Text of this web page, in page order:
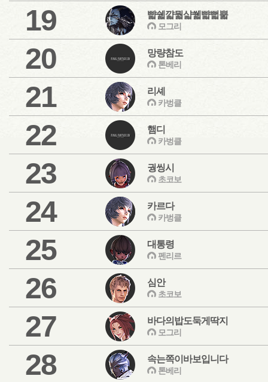
19 뺣쉛꺏뭛샯쒧뺣뻛뿗
모그리
20 망량참도
톤베리
21 리셰
카벙클
22 햄디
카벙클
23 궝씽시
초코보
24 카르다
카벙클
25 대통령
펜리르
26 심안
초코보
27 바다의밥도둑게딱지
모그리
28 속는쪽이바보입니다
톤베리